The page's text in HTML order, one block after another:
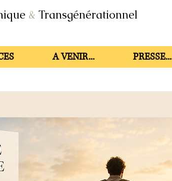
& Transgénérationnel
A VENIR... PRESSE...